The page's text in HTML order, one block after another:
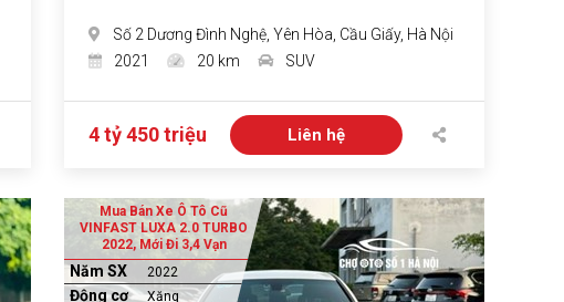
Số 2 Dương Đình Nghệ, Yên Hòa, Cầu Giấy, Hà Nội
2021
20 km SUV
4 tỷ 450 triệu Liên hệ
Mua Bán Xe Ô Tô Cũ
VINFAST LUXA 2.0 TURBO
2022, Mới Đi 3,4 Vạn
Năm SX 2022
Động cơ Xăng